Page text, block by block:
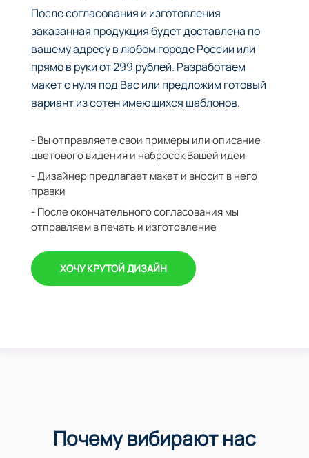
После согласования и изготовления
заказанная продукция будет доставлена по
вашему адресу в любом городе России или
прямо в руки от 299 рублей. Разработаем
макет с нуля под Вас или предложим готовый
вариант из сотен имеющихся шаблонов.
- Вы отправляете свои примеры или описание
цветового видения и набросок Вашей идеи
- Дизайнер предлагает макет и вносит в него
правки
- После окончательного согласования мы
отправляем в печать и изготовление
ХОЧУ КРУТОЙ ДИЗАЙН
Почему вибирают нас